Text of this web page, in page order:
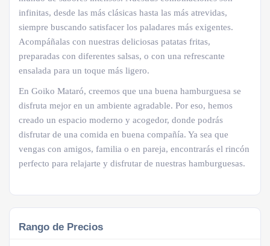
infinitas, desde las más clásicas hasta las más atrevidas,
siempre buscando satisfacer los paladares más exigentes.
Acompáñalas con nuestras deliciosas patatas fritas,
preparadas con diferentes salsas, o con una refrescante
ensalada para un toque más ligero.
En Goiko Mataró, creemos que una buena hamburguesa se
disfruta mejor en un ambiente agradable. Por eso, hemos
creado un espacio moderno y acogedor, donde podrás
disfrutar de una comida en buena compañía. Ya sea que
vengas con amigos, familia o en pareja, encontrarás el rincón
perfecto para relajarte y disfrutar de nuestras hamburguesas.
Rango de Precios